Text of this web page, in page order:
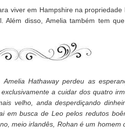
viver em Hampshire na
Além disso, Amelia também tem
Hathaway perdeu as
a cuidar dos quatro
velho, anda desperdiçando
em busca de Leo pelos redutos
meio irlandês, Rohan é um homem